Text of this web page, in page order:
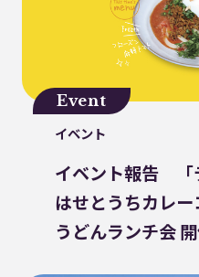
ゴミ0
ナフサ不
プラスチックを自
豊島
ノンソルベントラ
WWF ジャパン
有明浜
Event
イベント
イベント報告 「
はせとうちカレ
うどんランチ会 開